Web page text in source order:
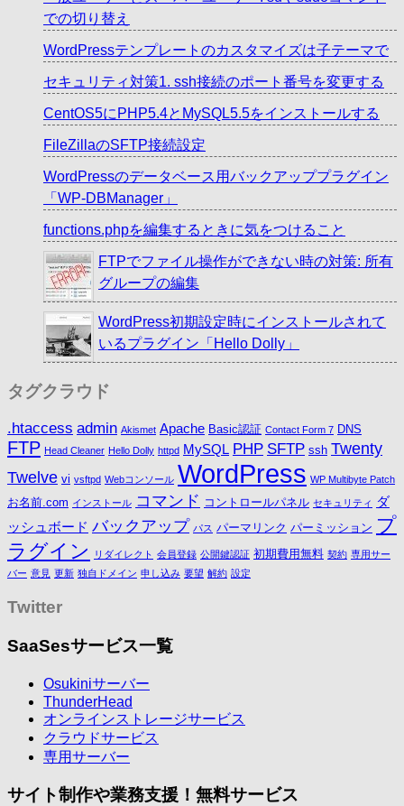
での切り替え
WordPressテンプレートのカスタマイズは子テーマで
セキュリティ対策1. ssh接続のポート番号を変更する
CentOS5にPHP5.4とMySQL5.5をインストールする
FileZillaのSFTP接続設定
WordPressのデータベース用バックアッププラグイン
「WP-DBManager」
functions.phpを編集するときに気をつけること
FTPでファイル操作ができない時の対策: 所有
グループの編集
WordPress初期設定時にインストールされて
いるプラグイン「Hello Dolly」
タグクラウド
.htaccess admin Akismet Apache Basic認証 Contact Form 7 DNS
FTP Head Cleaner Hello Dolly httpd MySQL PHP SFTP ssh Twenty
Twelve vi vsftpd Webコンソール WordPress WP Multibyte Patch
お名前.com インストール コマンド コントロールパネル セキュリティ
ダ
ッシュボード バックアップ パス パーマリンク パーミッション プ
ラグイン
リダイレクト 会員登録 公開鍵認証 初期費用無料 契約 専用サー
バー 意見 更新 独自ドメイン 申し込み 要望 解約 設定
Twitter
SaaSesサービス一覧
Osukiniサーバー
ThunderHead
オンラインストレージサービス
クラウドサービス
専用サーバー
サイト制作や業務支援！無料サービス